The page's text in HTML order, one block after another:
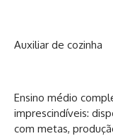
Auxiliar de cozinha
Ensino médio
imprescindíveis:
com metas,